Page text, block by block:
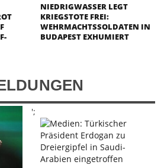
K
NIEDRIGWASSER LEGT
KRIEGSTOTE FREI:
WEHRMACHTSSOLDATEN IN
BUDAPEST EXHUMIERT
';